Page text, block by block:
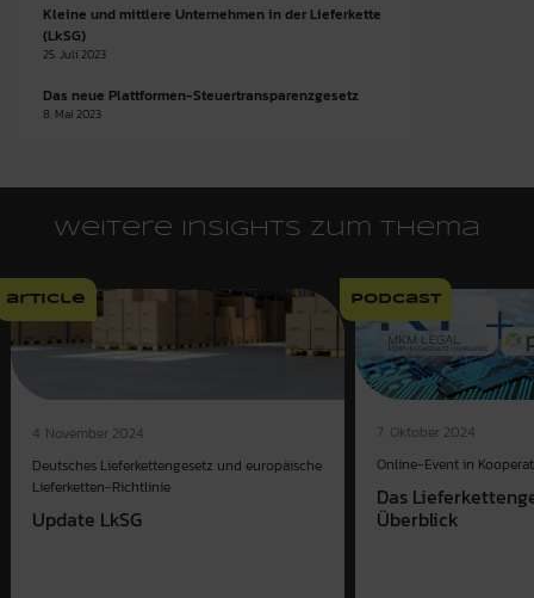
Kleine und mittlere Unternehmen in der Lieferkette
(LkSG)
25. Juli 2023
Das neue Plattformen-Steuertransparenzgesetz
8. Mai 2023
Weitere Insights zum Thema
article
4. November 2024
Deutsches Lieferkettengesetz und europäische
Lieferketten-Richtlinie
Update LkSG
podcast
7. Oktober 2024
Online-Event in
Das
Überblick